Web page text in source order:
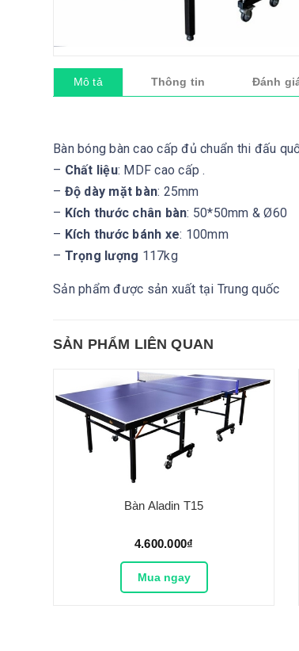
Mô tả Thông tin Đánh
Bàn bóng bàn cao cấp đủ chuẩn thi đấu
– Chất liệu: MDF cao cấp .
– Độ dày mặt bàn: 25mm
– Kích thước chân bàn: 50*50mm & Ø60
– Kích thước bánh xe: 100mm
– Trọng lượng 117kg
Sản phẩm được sản xuất tại Trung quốc
SẢN PHẨM LIÊN QUAN
Bàn Aladin T15
4.600.000₫
Mua ngay